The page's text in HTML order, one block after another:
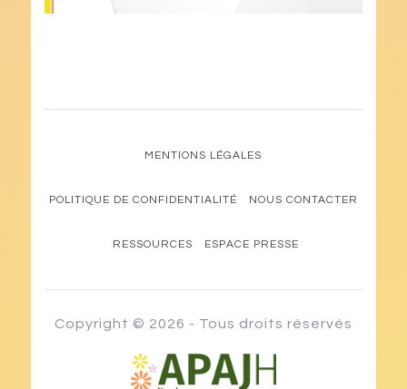
MENTIONS LÉGALES
POLITIQUE DE CONFIDENTIALITÉ NOUS CONTACTER
RESSOURCES ESPACE PRESSE
Copyright © 2026 - Tous droits réservés